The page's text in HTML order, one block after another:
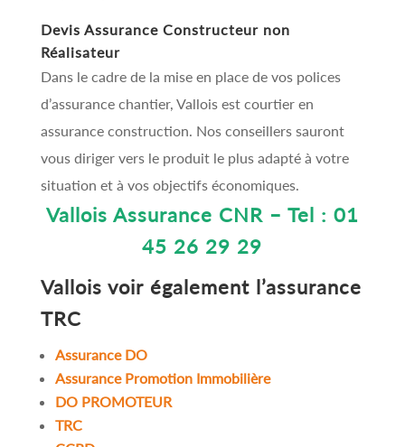
Devis Assurance Constructeur non
Réalisateur
Dans le cadre de la mise en place de vos polices
d’assurance chantier, Vallois est courtier en
assurance construction. Nos conseillers sauront
vous diriger vers le produit le plus adapté à votre
situation et à vos objectifs économiques.
Vallois Assurance CNR – Tel : 01
45 26 29 29
Vallois voir également l’assurance
TRC
Assurance DO
Assurance Promotion Immobilière
DO PROMOTEUR
TRC